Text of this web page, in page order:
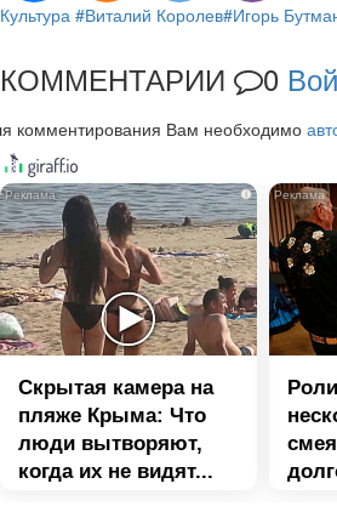
Культура #Виталий Королев#Игорь
КОММЕНТАРИИ 0
комментирования Вам необходимо
i
Скрытая камера на
пляже Крыма: Что
люди вытворяют,
когда их не видят...